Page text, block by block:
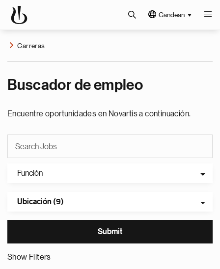
Candean
Carreras
Buscador de empleo
Encuentre oportunidades en Novartis a continuación.
Función
Ubicación (9)
Show Filters